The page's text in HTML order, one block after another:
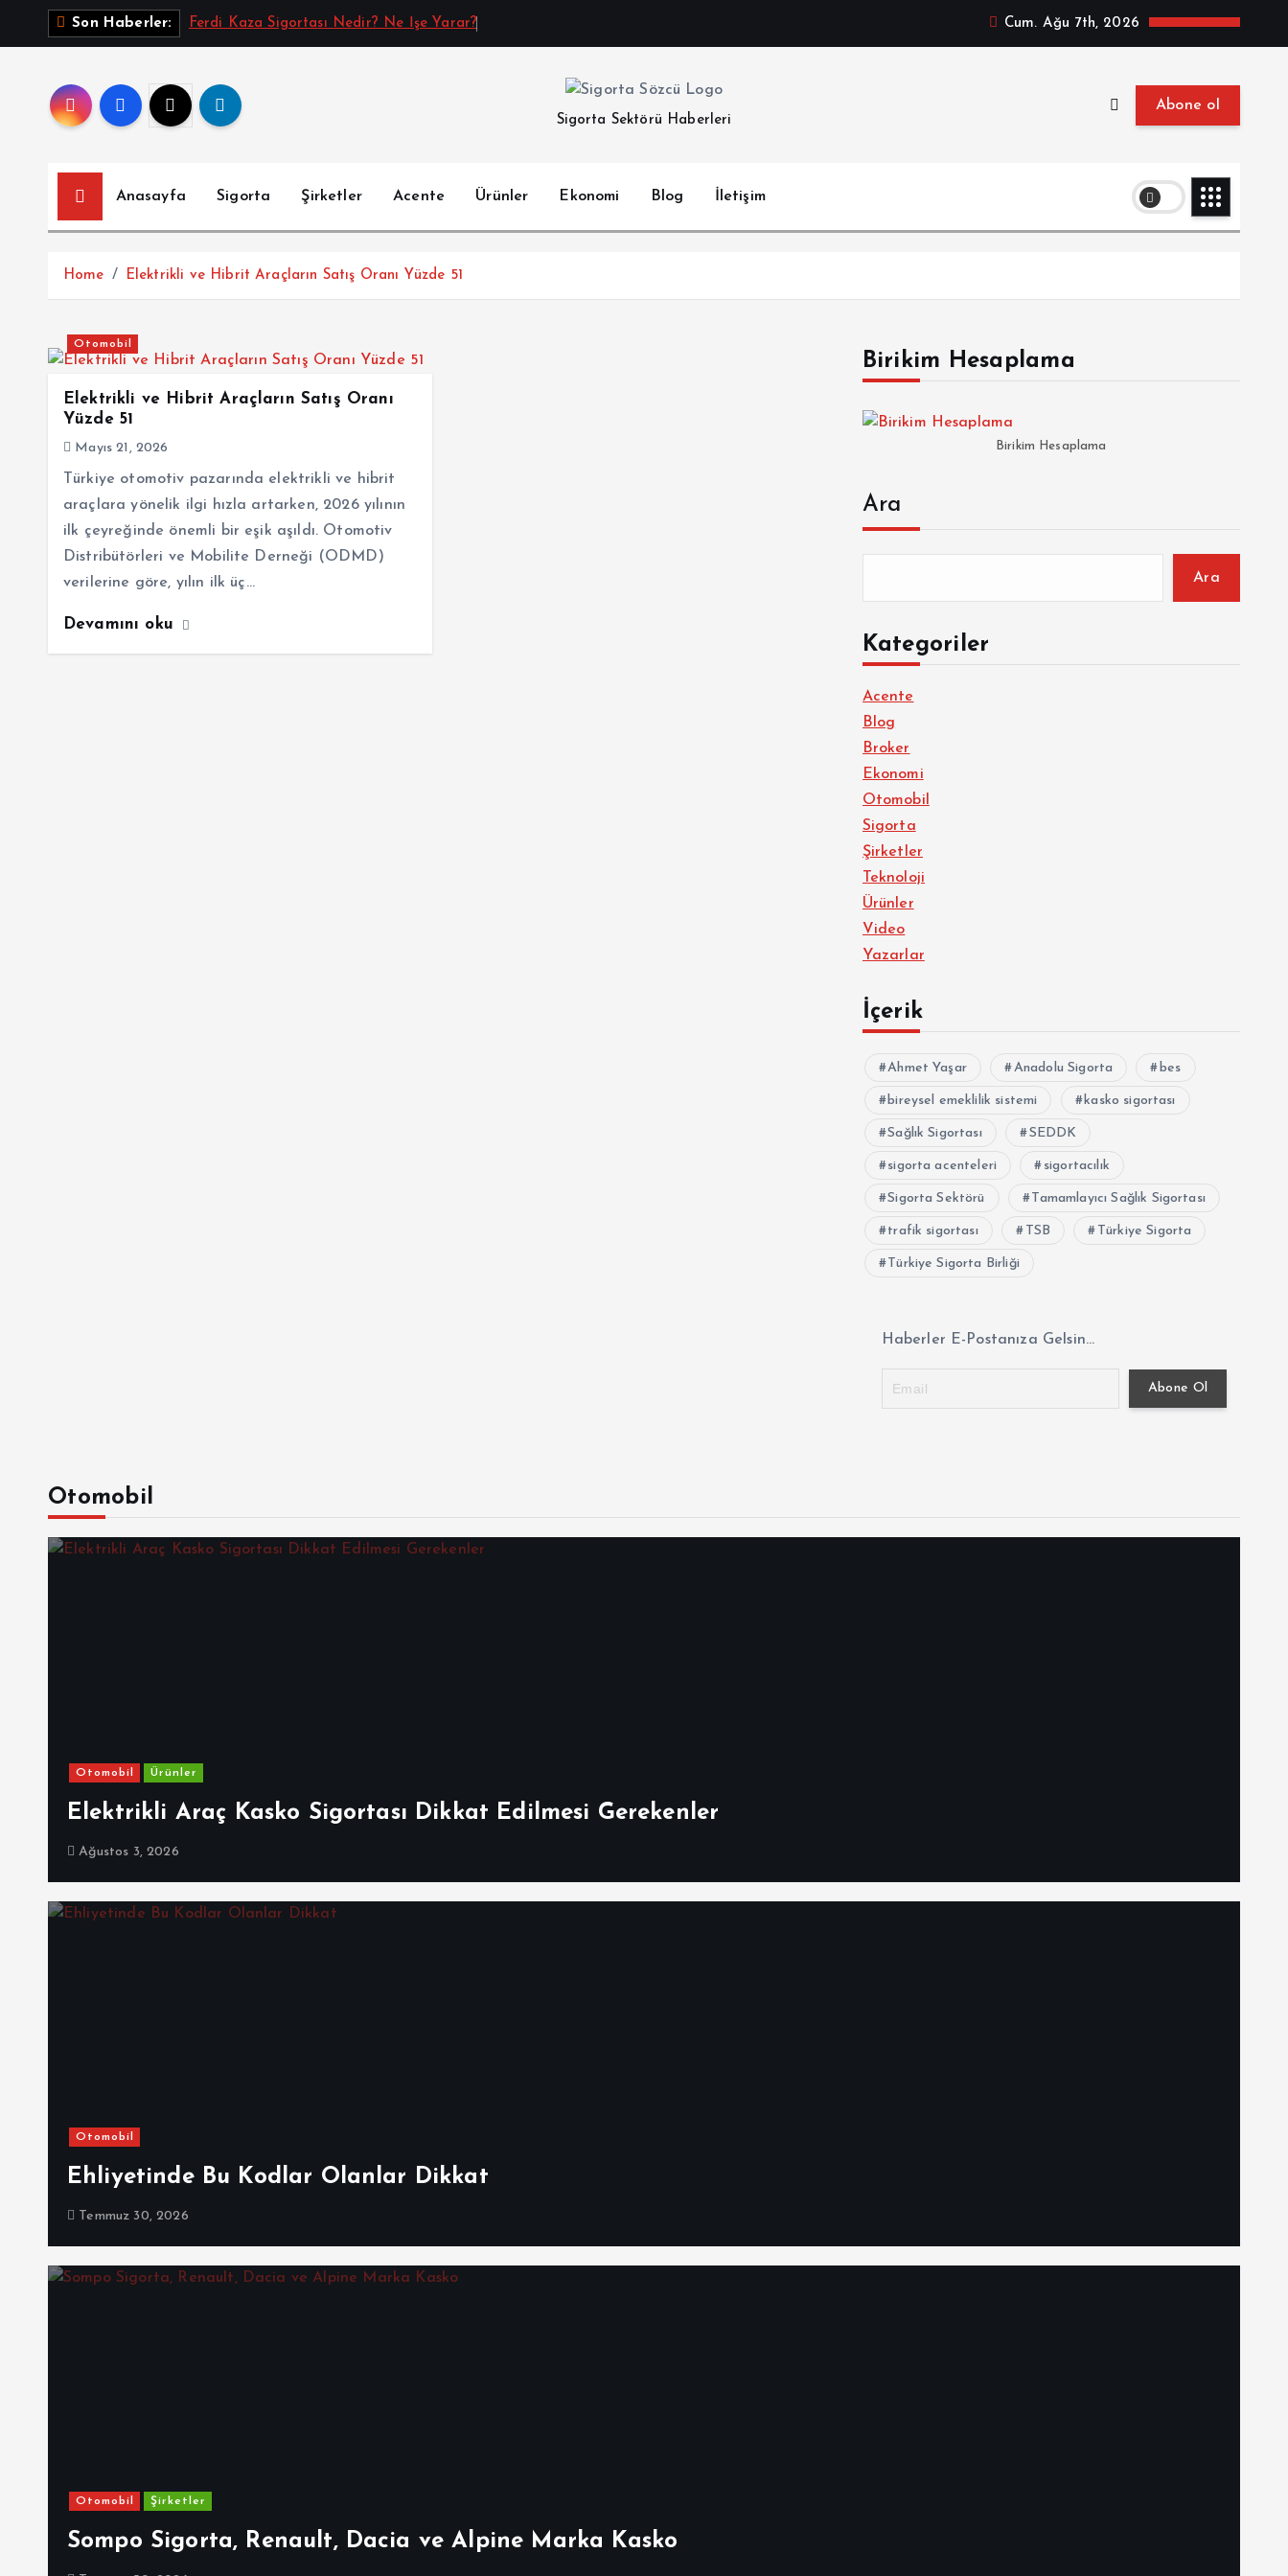
Son Haberler: Ferdi Kaza Sigortası Nedir? Ne İşe Yarar? Cum. Ağu 7th, 2026
Sigorta Sektörü Haberleri
Abone ol
Anasayfa Sigorta Şirketler Acente Ürünler Ekonomi Blog İletişim
Home Elektrikli ve Hibrit Araçların Satış Oranı Yüzde 51
Otomobil
Elektrikli ve Hibrit Araçların Satış Oranı
Yüzde 51
Mayıs 21, 2026
Türkiye otomotiv pazarında elektrikli ve hibrit
araçlara yönelik ilgi hızla artarken, 2026 yılının
ilk çeyreğinde önemli bir eşik aşıldı. Otomotiv
Distribütörleri ve Mobilite Derneği (ODMD)
verilerine göre, yılın ilk üç…
Devamını oku
Birikim Hesaplama
Birikim Hesaplama
Ara
Ara
Kategoriler
Acente
Blog
Broker
Ekonomi
Otomobil
Sigorta
Şirketler
Teknoloji
Ürünler
Video
Yazarlar
İçerik
Ahmet Yaşar Anadolu Sigorta bes
bireysel emeklilik sistemi kasko sigortası
Sağlık Sigortası SEDDK
sigorta acenteleri sigortacılık
Sigorta Sektörü Tamamlayıcı Sağlık Sigortası
trafik sigortası TSB Türkiye Sigorta
Türkiye Sigorta Birliği
Haberler E-Postanıza Gelsin...
Otomobil
Otomobil Ürünler
Elektrikli Araç Kasko Sigortası Dikkat Edilmesi Gerekenler
Ağustos 3, 2026
Otomobil
Ehliyetinde Bu Kodlar Olanlar Dikkat
Temmuz 30, 2026
Otomobil Şirketler
Sompo Sigorta, Renault, Dacia ve Alpine Marka Kasko